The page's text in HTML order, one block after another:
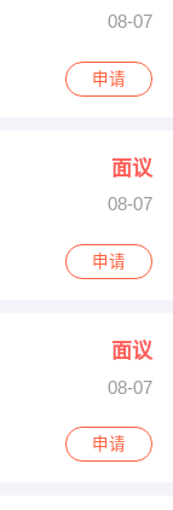
08-07
，宾海六路934号
申请
面议
08-07
申请
面议
08-07
申请